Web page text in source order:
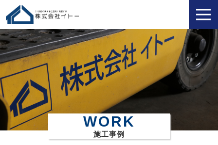
WORK
施工事例